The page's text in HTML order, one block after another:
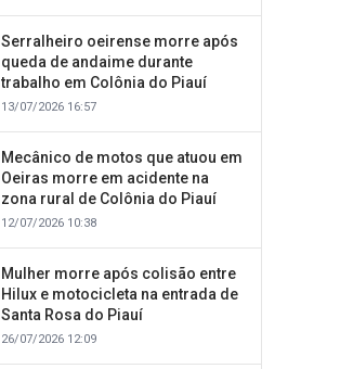
Serralheiro oeirense morre após
queda de andaime durante
trabalho em Colônia do Piauí
13/07/2026 16:57
Mecânico de motos que atuou em
Oeiras morre em acidente na
zona rural de Colônia do Piauí
12/07/2026 10:38
Mulher morre após colisão entre
Hilux e motocicleta na entrada de
Santa Rosa do Piauí
26/07/2026 12:09